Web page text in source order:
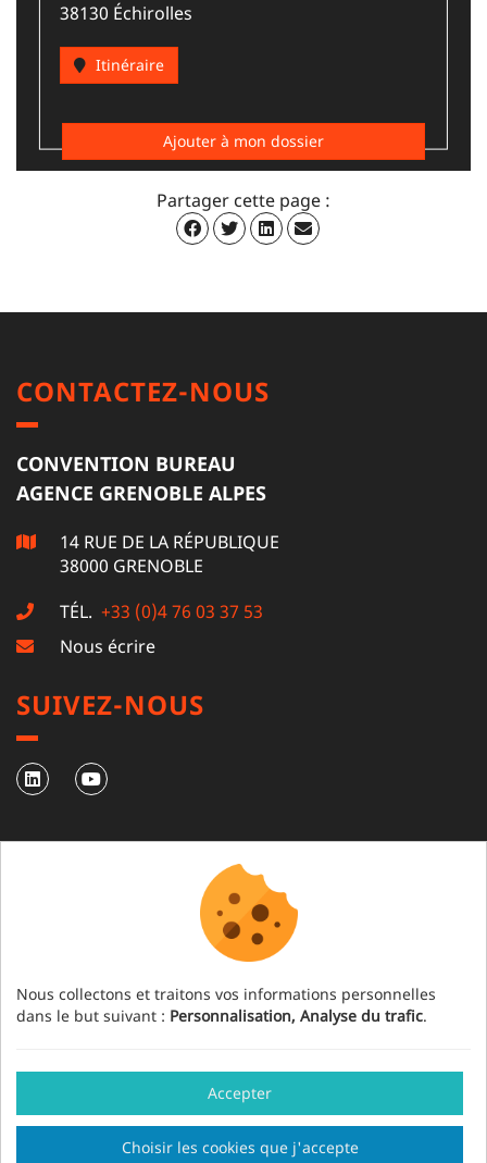
38130 Échirolles
Itinéraire
Ajouter à mon dossier
Partager cette page :
CONTACTEZ-NOUS
CONVENTION BUREAU
AGENCE GRENOBLE ALPES
14 RUE DE LA RÉPUBLIQUE
38000 GRENOBLE
TÉL. +33 (0)4 76 03 37 53
Nous écrire
SUIVEZ-NOUS
NEWSLETTER
S'abonner à notre newsletter
Mention légale Crédits Gestion des cookies
Nous collectons et traitons vos informations personnelles
dans le but suivant : Personnalisation, Analyse du trafic.
Accepter
Choisir les cookies que j'accepte